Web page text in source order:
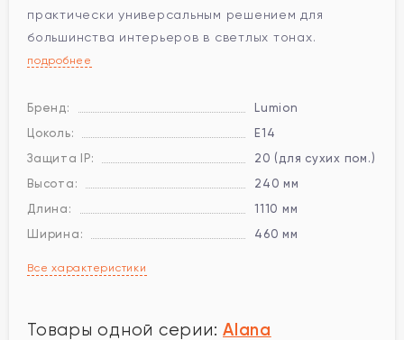
практически универсальным решением для
большинства интерьеров в светлых тонах.
подробнее
Бренд:
Lumion
Цоколь:
E14
Защита IP:
20 (для сухих пом.)
Высота:
240 мм
Длина:
1110 мм
Ширина:
460 мм
Все характеристики
Товары одной серии: Alana